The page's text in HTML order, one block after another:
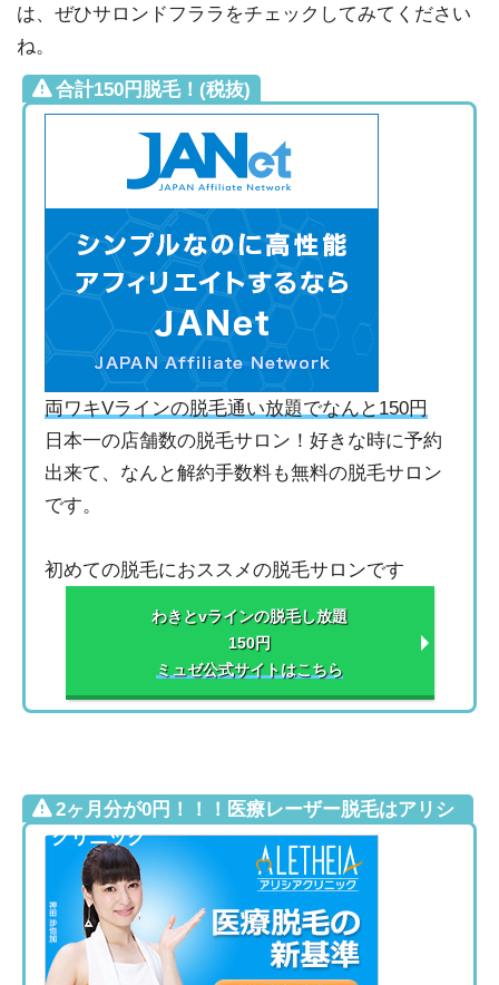
は、ぜひサロンドフララをチェックしてみてください
ね。
合計150円脱毛！(税抜)
両ワキVラインの脱毛通い放題でなんと150円
日本一の店舗数の脱毛サロン！好きな時に予約
出来て、なんと解約手数料も無料の脱毛サロン
です。
初めての脱毛におススメの脱毛サロンです
わきとvラインの脱毛し放題
150円
ミュゼ公式サイトはこちら
2ヶ月分が0円！！！医療レーザー脱毛はアリシ
アクリニック